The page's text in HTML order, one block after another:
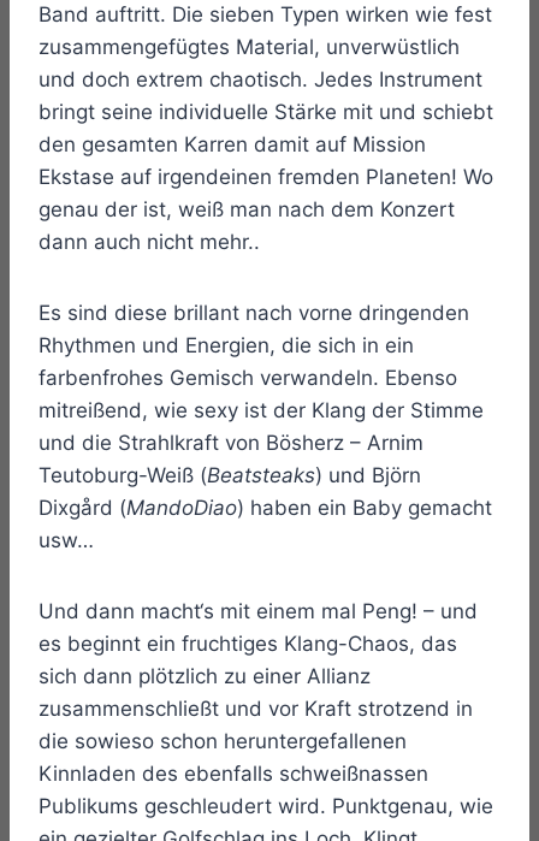
Band auftritt. Die sieben Typen wirken wie fest
zusammengefügtes Material, unverwüstlich
und doch extrem chaotisch. Jedes Instrument
bringt seine individuelle Stärke mit und schiebt
den gesamten Karren damit auf Mission
Ekstase auf irgendeinen fremden Planeten! Wo
genau der ist, weiß man nach dem Konzert
dann auch nicht mehr..
Es sind diese brillant nach vorne dringenden
Rhythmen und Energien, die sich in ein
farbenfrohes Gemisch verwandeln. Ebenso
mitreißend, wie sexy ist der Klang der Stimme
und die Strahlkraft von Bösherz – Arnim
Teutoburg-Weiß (Beatsteaks) und Björn
Dixgård (MandoDiao) haben ein Baby gemacht
usw…
Und dann macht‘s mit einem mal Peng! – und
es beginnt ein fruchtiges Klang-Chaos, das
sich dann plötzlich zu einer Allianz
zusammenschließt und vor Kraft strotzend in
die sowieso schon heruntergefallenen
Kinnladen des ebenfalls schweißnassen
Publikums geschleudert wird. Punktgenau, wie